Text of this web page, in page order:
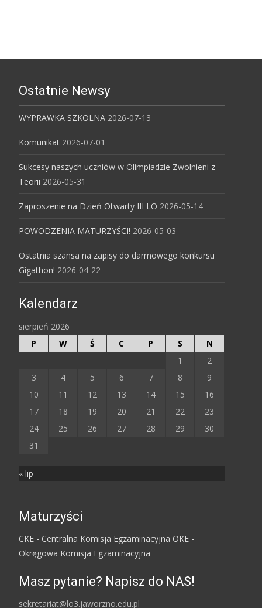
Ostatnie Newsy
WYPRAWKA SZKOLNA 2026-07-13
Komunikat 2026-07-01
Sukcesy naszych uczniów w Olimpiadzie Zwolnieni z
Teorii 2026-05-31
Zaproszenie na Dzień Otwarty III LO 2026-05-14
POWODZENIA MATURZYŚCI! 2026-05-03
Ostatnia szansa na zapisy do darmowego konkursu
Gigathon! 2026-04-22
Kalendarz
sierpień 2026
P
W Ś C P S
N
1
2
3
4 5 6 7 8
9
10
11 12 13 14 15
16
17
18 19 20 21 22
23
24
25 26 27 28 29
30
31
« lip
Maturzyści
CKE - Centralna Komisja Egzaminacyjna OKE -
Okręgowa Komisja Egzaminacyjna
Masz pytanie? Napisz do NAS!
sekretariat@lo3.jaworzno.edu.pl